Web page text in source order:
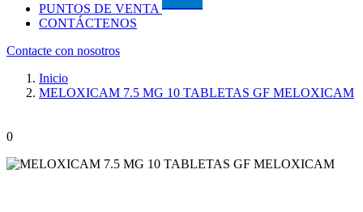
PUNTOS DE VENTA
CONTÁCTENOS
Contacte con nosotros
Inicio
MELOXICAM 7.5 MG 10 TABLETAS GF MELOXICAM
0